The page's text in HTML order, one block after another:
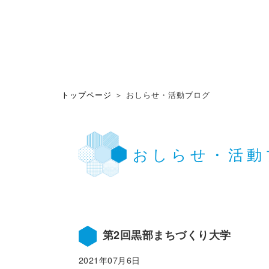
トップページ ＞ おしらせ・活動ブログ
おしらせ・活
第2回黒部まちづくり大学
2021年07月6日